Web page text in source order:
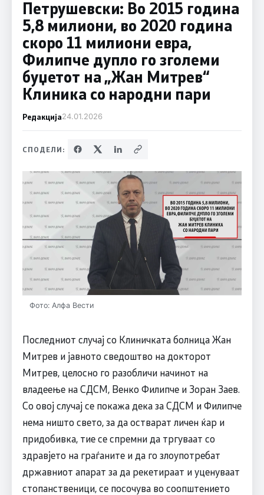
Петрушевски: Во 2015 година
5,8 милиони, во 2020 година
скоро 11 милиони евра,
Филипче дупло гo зголеми
буџетот на „Жан Митрев“
Клиника со народни пари
Редакција24.01.2026
СПОДЕЛИ:
Фото: Алфа Вести
Последниот случај со Клиничката болница Жан
Митрев и јавното сведоштво на докторот
Митрев, целосно го разобличи начинот на
владеење на СДСM, Венко Филипче и Зоран Заев.
Со овој случај се покажа дека за СДСM и Филипче
нема ништо свето, за да остварат личен ќар и
придобивка, тие се спремни да тргуваат со
здравјето на граѓаните и да го злоупотребат
државниот апарат за да рекетираат и уценуваат
стопанственици, се посочува во соопштението